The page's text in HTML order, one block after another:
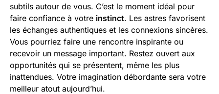
subtils autour de vous. C’est le moment idéal pour
faire confiance à votre instinct. Les astres favorisent
les échanges authentiques et les connexions sincères.
Vous pourriez faire une rencontre inspirante ou
recevoir un message important. Restez ouvert aux
opportunités qui se présentent, même les plus
inattendues. Votre imagination débordante sera votre
meilleur atout aujourd’hui.